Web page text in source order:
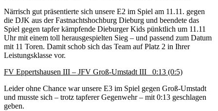
Närrisch gut präsentierte sich unsere E2 im Spiel am 11.11. gegen
die DJK aus der Fastnachtshochburg Dieburg und beendete das
Spiel gegen tapfer kämpfende Dieburger Kids pünktlich um 11.11
Uhr mit einem toll herausgespielten Sieg – und passend zum Datum
mit 11 Toren. Damit schob sich das Team auf Platz 2 in Ihrer
Leistungsklasse vor.
FV Eppertshausen III – JFV Groß-Umstadt III 0:13 (0:5)
Leider ohne Chance war unsere E3 im Spiel gegen Groß-Umstadt
und musste sich – trotz tapferer Gegenwehr – mit 0:13 geschlagen
geben.